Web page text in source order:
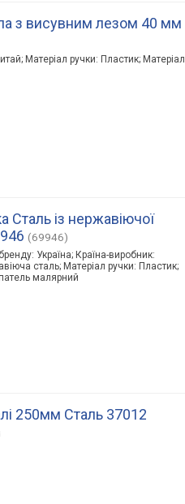
з висувним лезом 40 мм
Матеріал ручки: Пластик; Матеріал
Сталь із нержавіючої
(69946)
Україна; Країна-виробник:
сталь; Матеріал ручки: Пластик;
малярний
250мм Сталь 37012